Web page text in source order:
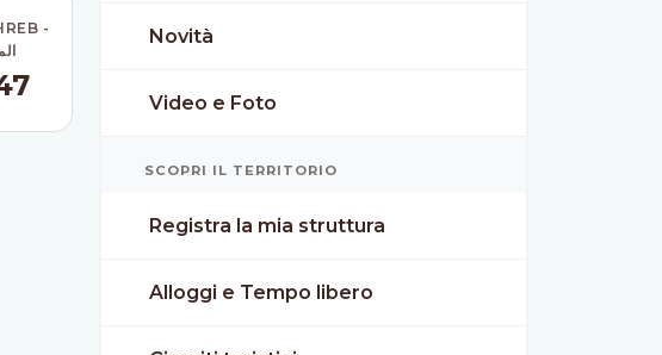
-
Novità
Video e Foto
SCOPRI IL TERRITORIO
Registra la mia struttura
Alloggi e Tempo libero